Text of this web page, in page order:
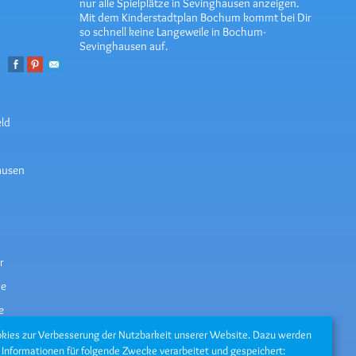
nur alle Spielplätze in Sevinghausen anzeigen.
Mit dem Kinderstadtplan Bochum kommt bei Dir
so schnell keine Langeweile in Bochum-
Sevinghausen auf.
zur Verbesserung der Nutzbarkeit unserer Website. Dazu werden
für folgende Zwecke verarbeitet und gespeichert: